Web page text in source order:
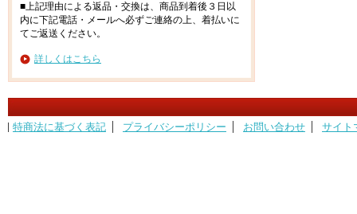
■上記理由による返品・交換は、商品到着後３日以
内に下記電話・メールへ必ずご連絡の上、着払いに
てご返送ください。
詳しくはこちら
特商法に基づく表記 プライバシーポリシー お問い合わせ サイト